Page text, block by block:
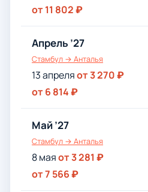
от 11 802 ₽
Апрель ’27
Стамбул → Анталья
13 апреляот 3 270 ₽
от 6 814 ₽
Май ’27
Стамбул → Анталья
8 маяот 3 281 ₽
от 7 566 ₽